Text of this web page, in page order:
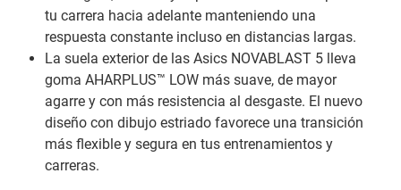
tu carrera hacia adelante manteniendo una
respuesta constante incluso en distancias largas.
La suela exterior de las Asics NOVABLAST 5 lleva
goma AHARPLUS™ LOW más suave, de mayor
agarre y con más resistencia al desgaste. El nuevo
diseño con dibujo estriado favorece una transición
más flexible y segura en tus entrenamientos y
carreras.